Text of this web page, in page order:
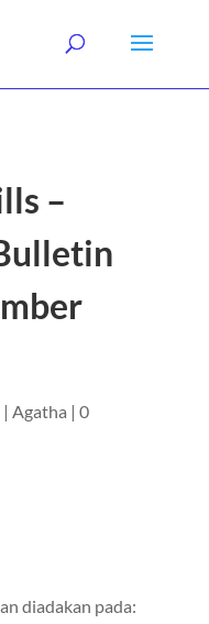
–
| Agatha | 0
diadakan pada: